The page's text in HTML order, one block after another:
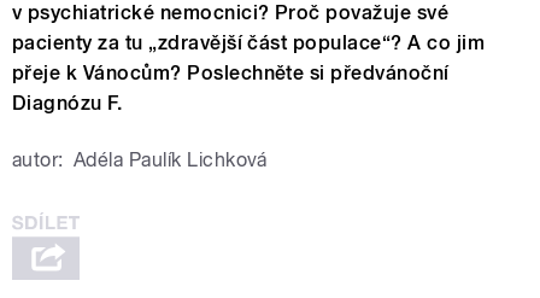
v psychiatrické nemocnici? Proč považuje své
pacienty za tu „zdravější část populace“? A co jim
přeje k Vánocům? Poslechněte si předvánoční
Diagnózu F.
autor: Adéla Paulík Lichková